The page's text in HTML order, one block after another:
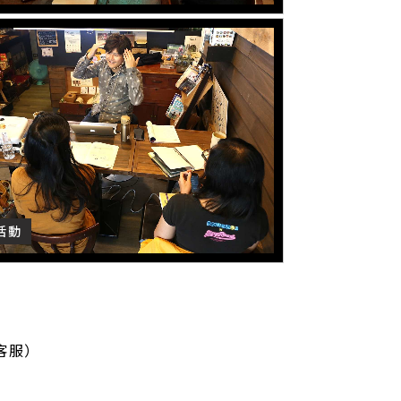
動
）